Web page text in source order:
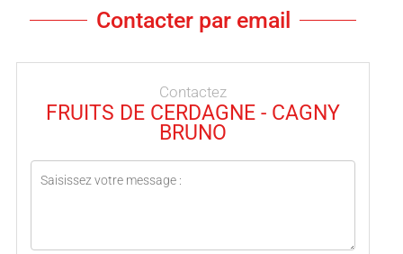
Contacter par email
Contactez
FRUITS DE CERDAGNE - CAGNY
BRUNO